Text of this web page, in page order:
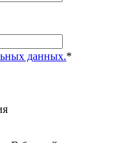
данных.*